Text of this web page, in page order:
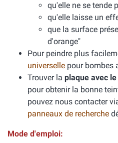
qu'elle ne se tende
qu'elle laisse un
que la surface
d'orange"
Pour peindre plus
universelle pour bombes
Trouver la plaque avec
pour obtenir la bonne
pouvez nous contacter
panneaux de recherche
Mode d'emploi: